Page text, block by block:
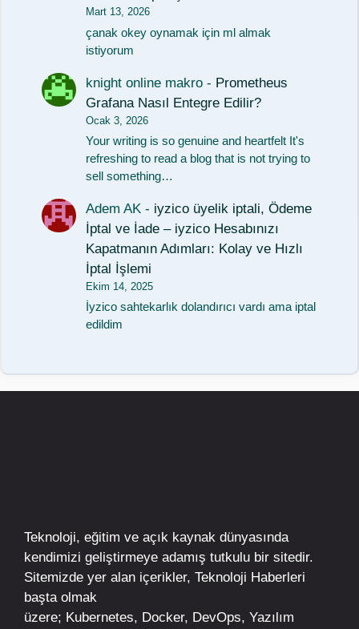
Mart 13, 2026
çanak okey oynamak için ml almak
istiyorum
knight online makro - Prometheus
Grafana Nasıl Entegre Edilir?
Ocak 3, 2026
Your writing is so genuine and heartfelt It's
refreshing to read a blog that is not trying to
sell something…
Adem AK - iyzico üyelik iptali, Ödeme
İptal ve İade – iyzico Hesabınızı
Kapatmanın Adımları: Kolay ve Hızlı
İptal İşlemi
Ekim 14, 2025
İyzico sahtekarlık dolandırıcı vardı ama iptal
edildim
Teknoloji, eğitim ve açık kaynak dünyasında
kendimizi geliştirmeye adamış tutkulu bir sitedir.
Sitemizde yer alan içerikler, Teknoloji Haberleri
başta olmak
üzere; Kubernetes, Docker, DevOps, Yazılım